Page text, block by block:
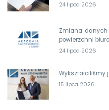
24 lipca 2026
Zmiana
powierzchni
24 lipca 2026
Wykształciliśmy
15 lipca 2026